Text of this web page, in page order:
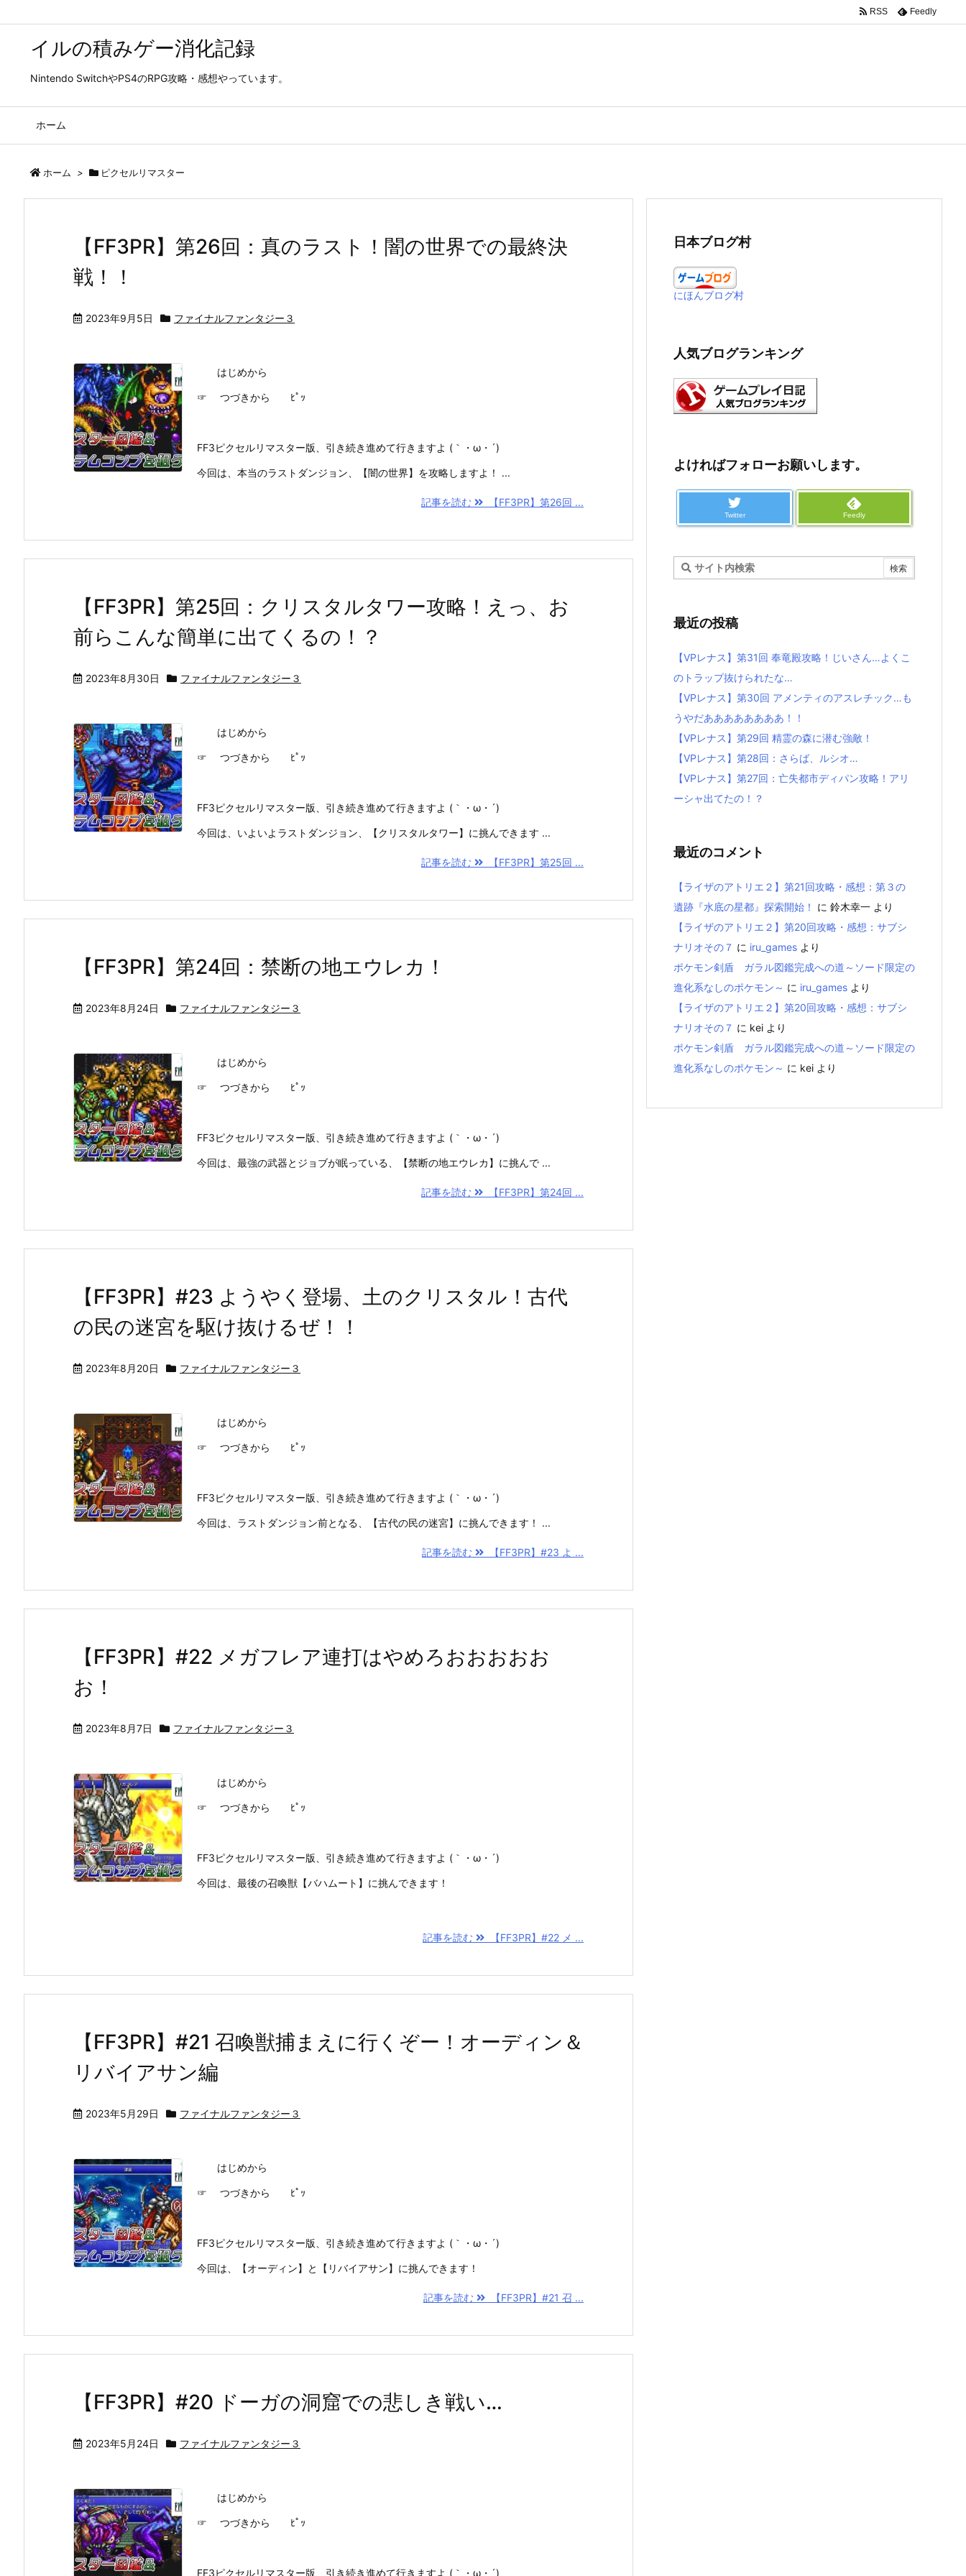
イルの積みゲー消化記録
Nintendo SwitchやPS4のRPG攻略・感想やっています。
ホーム
RSS Feedly
ホーム > ピクセルリマスター
【FF3PR】第26回：真のラスト！闇の世界での最終決
戦！！
2023年9月5日 ファイナルファンタジー３
はじめから
☞ つづきから ﾋﾟｯ
FF3ピクセルリマスター版、引き続き進めて行きますよ (｀・ω・´)
今回は、本当のラストダンジョン、【闇の世界】を攻略しますよ！ ...
記事を読む 【FF3PR】第26回 ...
【FF3PR】第25回：クリスタルタワー攻略！えっ、お
前らこんな簡単に出てくるの！？
2023年8月30日 ファイナルファンタジー３
はじめから
☞ つづきから ﾋﾟｯ
FF3ピクセルリマスター版、引き続き進めて行きますよ (｀・ω・´)
今回は、いよいよラストダンジョン、【クリスタルタワー】に挑んできます ...
記事を読む 【FF3PR】第25回 ...
【FF3PR】第24回：禁断の地エウレカ！
2023年8月24日 ファイナルファンタジー３
はじめから
☞ つづきから ﾋﾟｯ
FF3ピクセルリマスター版、引き続き進めて行きますよ (｀・ω・´)
今回は、最強の武器とジョブが眠っている、【禁断の地エウレカ】に挑んで ...
記事を読む 【FF3PR】第24回 ...
【FF3PR】#23 ようやく登場、土のクリスタル！古代
の民の迷宮を駆け抜けるぜ！！
2023年8月20日 ファイナルファンタジー３
はじめから
☞ つづきから ﾋﾟｯ
FF3ピクセルリマスター版、引き続き進めて行きますよ (｀・ω・´)
今回は、ラストダンジョン前となる、【古代の民の迷宮】に挑んできます！ ...
記事を読む 【FF3PR】#23 よ ...
【FF3PR】#22 メガフレア連打はやめろおおおおお
お！
2023年8月7日 ファイナルファンタジー３
はじめから
☞ つづきから ﾋﾟｯ
FF3ピクセルリマスター版、引き続き進めて行きますよ (｀・ω・´)
今回は、最後の召喚獣【バハムート】に挑んできます！
記事を読む 【FF3PR】#22 メ ...
【FF3PR】#21 召喚獣捕まえに行くぞー！オーディン＆
リバイアサン編
2023年5月29日 ファイナルファンタジー３
はじめから
☞ つづきから ﾋﾟｯ
FF3ピクセルリマスター版、引き続き進めて行きますよ (｀・ω・´)
今回は、【オーディン】と【リバイアサン】に挑んできます！
記事を読む 【FF3PR】#21 召 ...
【FF3PR】#20 ドーガの洞窟での悲しき戦い…
2023年5月24日 ファイナルファンタジー３
はじめから
☞ つづきから ﾋﾟｯ
FF3ピクセルリマスター版、引き続き進めて行きますよ (｀・ω・´)
日本ブログ村
にほんブログ村
人気ブログランキング
よければフォローお願いします。
Twitter Feedly
最近の投稿
【VPレナス】第31回 奉竜殿攻略！じいさん…よくこ
のトラップ抜けられたな…
【VPレナス】第30回 アメンティのアスレチック…も
うやだああああああああ！！
【VPレナス】第29回 精霊の森に潜む強敵！
【VPレナス】第28回：さらば、ルシオ…
【VPレナス】第27回：亡失都市ディパン攻略！アリ
ーシャ出てたの！？
最近のコメント
【ライザのアトリエ２】第21回攻略・感想：第３の
遺跡『水底の星都』探索開始！
に 鈴木幸一 より
【ライザのアトリエ２】第20回攻略・感想：サブシ
ナリオその７ に iru_games より
ポケモン剣盾 ガラル図鑑完成への道～ソード限定の
進化系なしのポケモン～ に iru_games より
【ライザのアトリエ２】第20回攻略・感想：サブシ
ナリオその７ に kei より
ポケモン剣盾 ガラル図鑑完成への道～ソード限定の
進化系なしのポケモン～ に kei より